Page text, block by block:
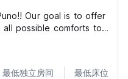
Our goal is to offer
possible comforts to
in comfort, hospitality
最低独立房间 最低床位